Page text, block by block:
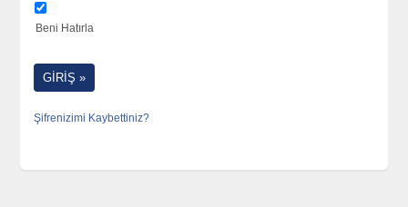
Beni Hatırla
Şifrenizimi Kaybettiniz?